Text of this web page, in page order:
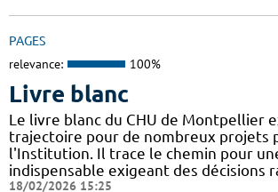
PAGES
relevance: 100%
Livre blanc
Le livre blanc du CHU de Montpellier
trajectoire pour de nombreux projets
l'Institution. Il trace le chemin pour
indispensable exigeant des décisions
18/02/2026 15:25